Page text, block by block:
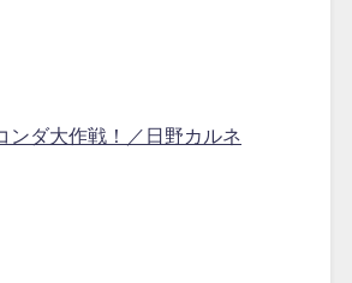
ンダ大作戦！／日野カルネ